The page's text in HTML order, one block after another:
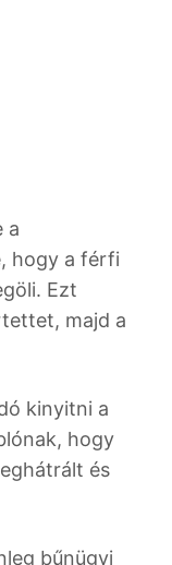
a
hogy a férfi
Ezt
majd a
kinyitni a
hogy
és
bűnügyi